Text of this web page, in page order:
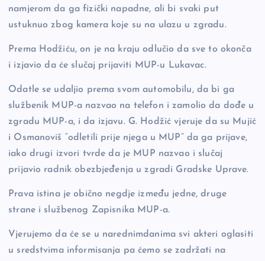
namjerom da ga fizički napadne, ali bi svaki put
ustuknuo zbog kamera koje su na ulazu u zgradu.
Prema Hodžiću, on je na kraju odlučio da sve to okonča
i izjavio da će slučaj prijaviti MUP-u Lukavac.
Odatle se udaljio prema svom automobilu, da bi ga
službenik MUP-a nazvao na telefon i zamolio da dođe u
zgradu MUP-a, i da izjavu. G. Hodžić vjeruje da su Mujić
i Osmanoviš “odletili prije njega u MUP” da ga prijave,
iako drugi izvori tvrde da je MUP nazvao i slučaj
prijavio radnik obezbjeđenja u zgradi Gradske Uprave.
Prava istina je obično negdje između jedne, druge
strane i službenog Zapisnika MUP-a.
Vjerujemo da će se u narednimdanima svi akteri oglasiti
u sredstvima informisanja pa ćemo se zadržati na